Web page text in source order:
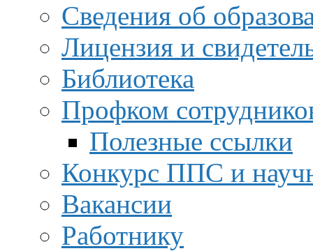
Сведения об
Лицензия и
Библиотека
Профком
Полезные ссылки
Конкурс ППС и
Вакансии
Работнику